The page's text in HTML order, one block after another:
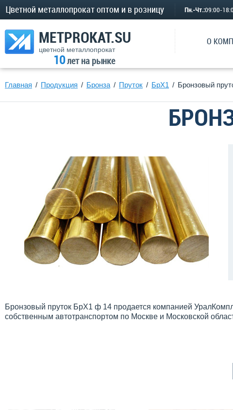
Цветной металлопрокат оптом и в розницу Пн.-Чт.:09:00-
METPROKAT.SU
цветной металлопрокат
10лет на рынке
О
Главная Продукция Бронза Пруток БрХ1 Бронзовый
Бронзовый пруток БрХ1 ф 14 продается компанией
собственным автотранспортом по Москве и Московской